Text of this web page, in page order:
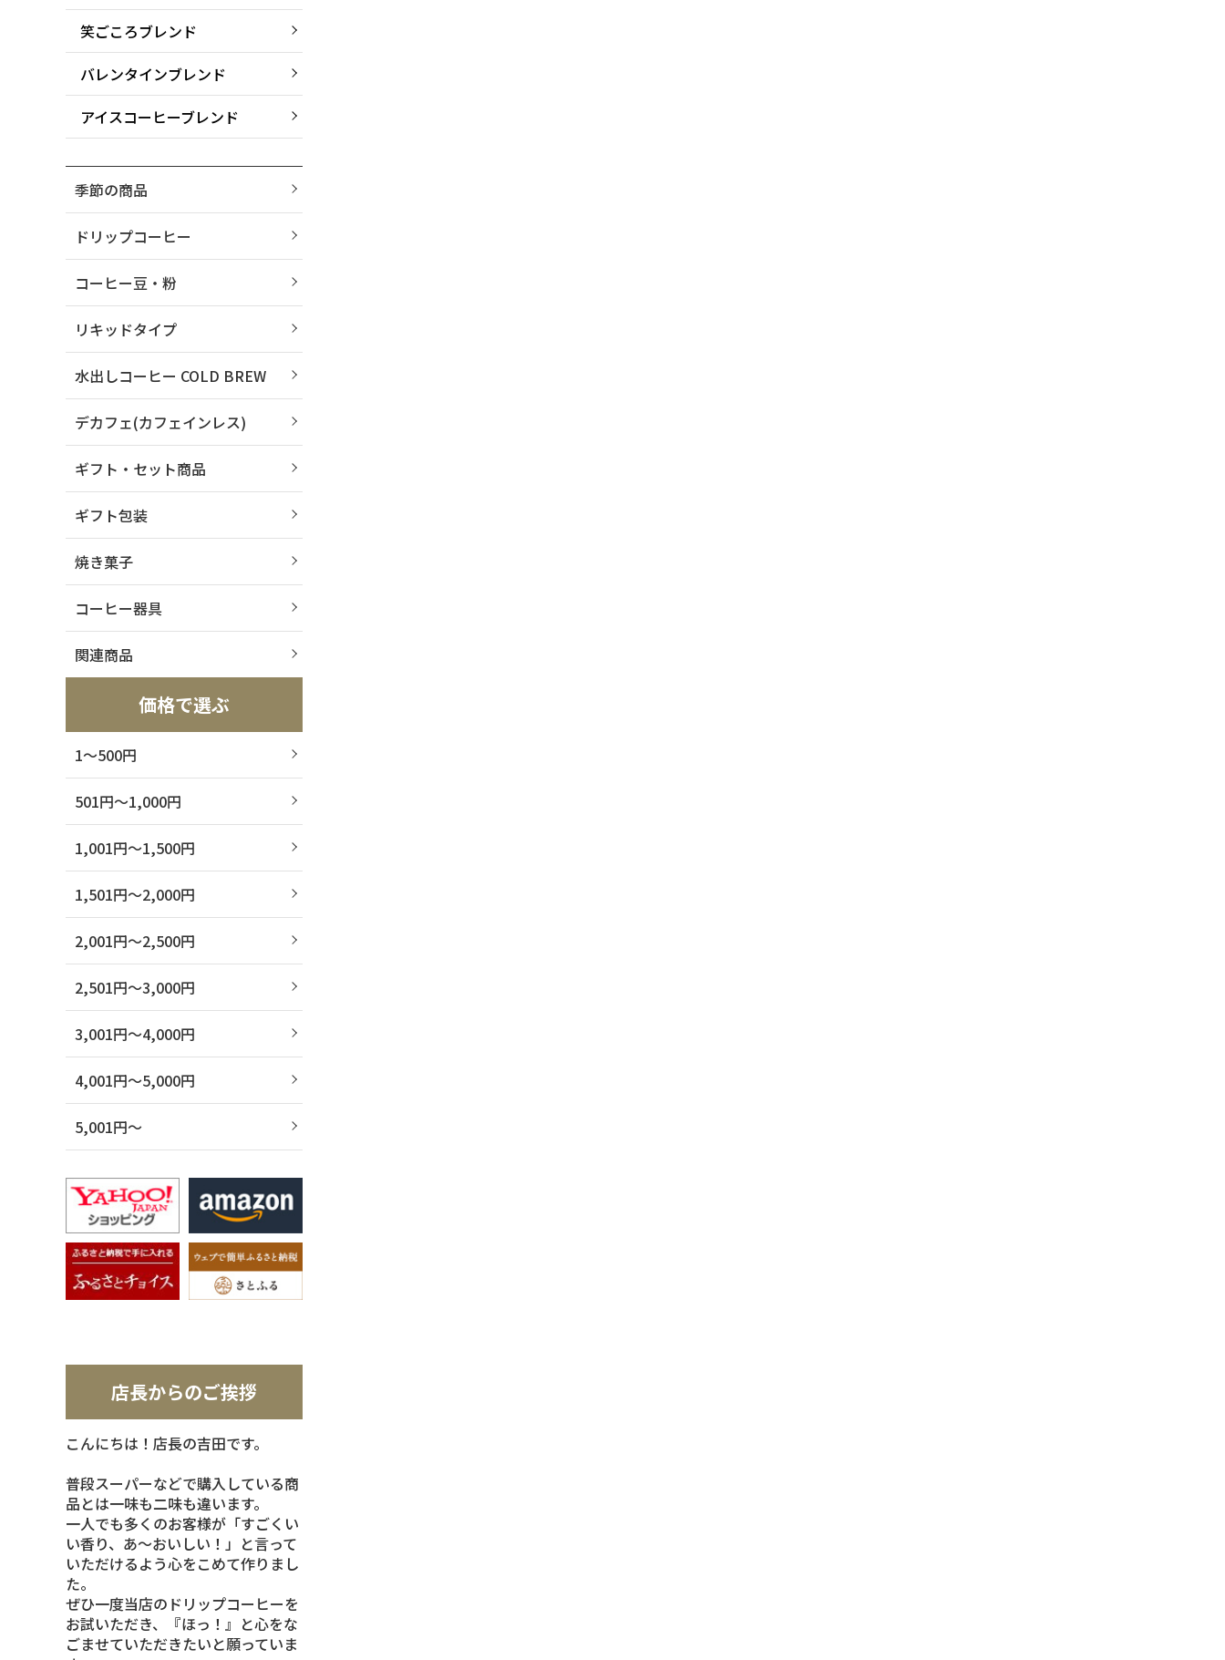
笑ごころブレンド
バレンタインブレンド
アイスコーヒーブレンド
季節の商品
ドリップコーヒー
コーヒー豆・粉
リキッドタイプ
水出しコーヒー COLD BREW
デカフェ(カフェインレス)
ギフト・セット商品
ギフト包装
焼き菓子
コーヒー器具
関連商品
価格で選ぶ
1～500円
501円～1,000円
1,001円～1,500円
1,501円～2,000円
2,001円～2,500円
2,501円～3,000円
3,001円～4,000円
4,001円～5,000円
5,001円～
店長からのご挨拶
こんにちは！店長の吉田です。
普段スーパーなどで購入している商
品とは一味も二味も違います。
一人でも多くのお客様が「すごくい
い香り、あ～おいしい！」と言って
いただけるよう心をこめて作りまし
た。
ぜひ一度当店のドリップコーヒーを
お試いただき、『ほっ！』と心をな
ごませていただきたいと願っていま